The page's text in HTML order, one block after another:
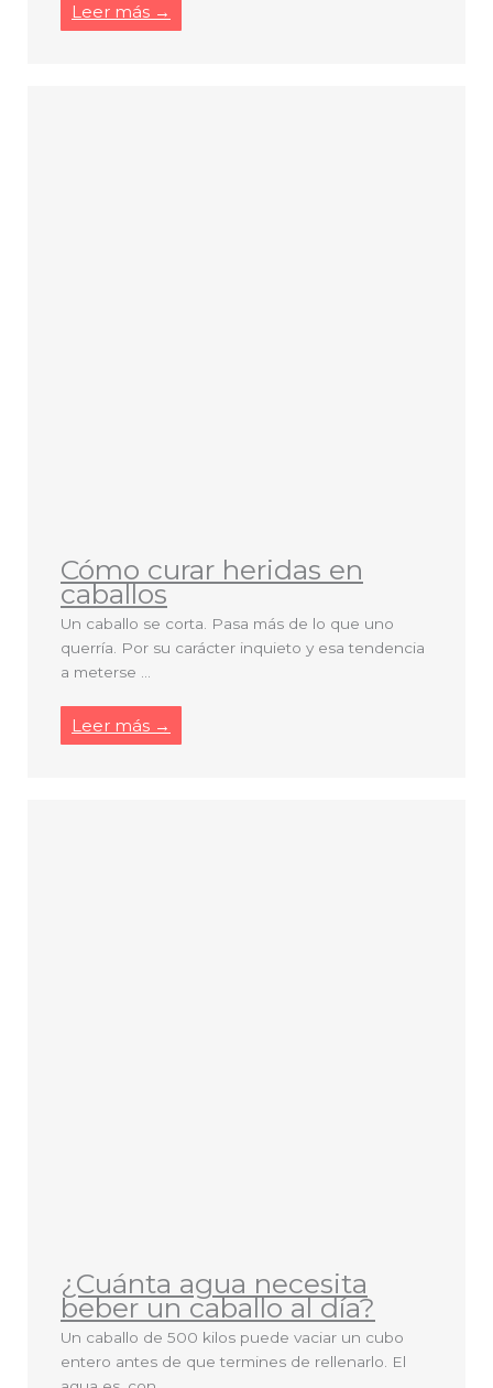
Leer más →
Cómo curar heridas en
caballos
Un caballo se corta. Pasa más de lo que uno
querría. Por su carácter inquieto y esa tendencia
a meterse ...
Leer más →
¿Cuánta agua necesita
beber un caballo al día?
Un caballo de 500 kilos puede vaciar un cubo
entero antes de que termines de rellenarlo. El